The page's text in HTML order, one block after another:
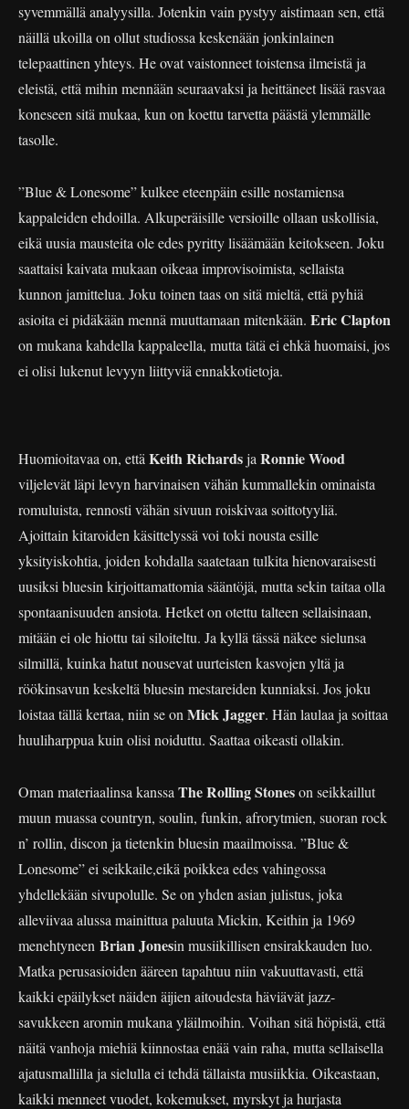
syvemmällä analyysilla. Jotenkin vain pystyy aistimaan sen, että
näillä ukoilla on ollut studiossa keskenään jonkinlainen
telepaattinen yhteys. He ovat vaistonneet toistensa ilmeistä ja
eleistä, että mihin mennään seuraavaksi ja heittäneet lisää rasvaa
koneseen sitä mukaa, kun on koettu tarvetta päästä ylemmälle
tasolle.
”Blue & Lonesome” kulkee eteenpäin esille nostamiensa
kappaleiden ehdoilla. Alkuperäisille versioille ollaan uskollisia,
eikä uusia mausteita ole edes pyritty lisäämään keitokseen. Joku
saattaisi kaivata mukaan oikeaa improvisoimista, sellaista
kunnon jamittelua. Joku toinen taas on sitä mieltä, että pyhiä
asioita ei pidäkään mennä muuttamaan mitenkään. Eric Clapton
on mukana kahdella kappaleella, mutta tätä ei ehkä huomaisi, jos
ei olisi lukenut levyyn liittyviä ennakkotietoja.
Huomioitavaa on, että Keith Richardsja Ronnie Wood
viljelevät läpi levyn harvinaisen vähän kummallekin ominaista
romuluista, rennosti vähän sivuun roiskivaa soittotyyliä.
Ajoittain kitaroiden käsittelyssä voi toki nousta esille
yksityiskohtia, joiden kohdalla saatetaan tulkita hienovaraisesti
uusiksi bluesin kirjoittamattomia sääntöjä, mutta sekin taitaa olla
spontaanisuuden ansiota. Hetket on otettu talteen sellaisinaan,
mitään ei ole hiottu tai siloiteltu. Ja kyllä tässä näkee sielunsa
silmillä, kuinka hatut nousevat uurteisten kasvojen yltä ja
röökinsavun keskeltä bluesin mestareiden kunniaksi. Jos joku
loistaa tällä kertaa, niin se on Mick Jagger. Hän laulaa ja soittaa
huuliharppua kuin olisi noiduttu. Saattaa oikeasti ollakin.
Oman materiaalinsa kanssa The Rolling Stoneson seikkaillut
muun muassa countryn, soulin, funkin, afrorytmien, suoran rock
n’ rollin, discon ja tietenkin bluesin maailmoissa. ”Blue &
Lonesome” ei seikkaile,eikä poikkea edes vahingossa
yhdellekään sivupolulle. Se on yhden asian julistus, joka
alleviivaa alussa mainittua paluuta Mickin, Keithin ja 1969
menehtyneen Brian Jonesin musiikillisen ensirakkauden luo.
Matka perusasioiden ääreen tapahtuu niin vakuuttavasti, että
kaikki epäilykset näiden äijien aitoudesta häviävät jazz-
savukkeen aromin mukana yläilmoihin. Voihan sitä höpistä, että
näitä vanhoja miehiä kiinnostaa enää vain raha, mutta sellaisella
ajatusmallilla ja sielulla ei tehdä tällaista musiikkia. Oikeastaan,
kaikki menneet vuodet, kokemukset, myrskyt ja hurjasta